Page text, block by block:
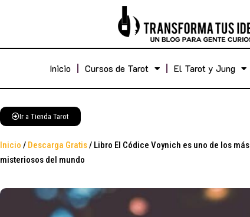
Inicio Cursos de Tarot El Tarot y Jung
Ir a Tienda Tarot
Inicio / Descarga Gratis/ Libro El Códice Voynich es uno de los más
misteriosos del mundo